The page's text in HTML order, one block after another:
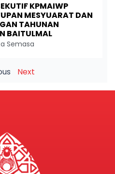
KPMAIWP
MESYUARAT DAN
TAHUNAN
BAITULMAL
Semasa
Next